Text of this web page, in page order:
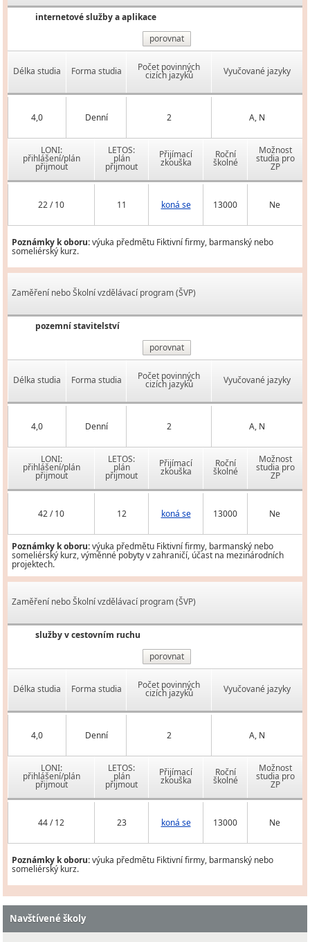
internetové služby a aplikace
porovnat
Délka studia Forma studia Počet povinných
cizích jazyků Vyučované jazyky
4,0 Denní 2 A, N
LONI:
přihlášení/plán
přijmout
LETOS:
plán
přijmout
Přijímací
zkouška
Roční
školné
Možnost
studia pro
ZP
22 / 10 11 koná se 13000 Ne
Poznámky k oboru:výuka předmětu Fiktivní firmy, barmanský nebo
someliérský kurz.
Zaměření nebo Školní vzdělávací program (ŠVP)
pozemní stavitelství
porovnat
Délka studia Forma studia Počet povinných
cizích jazyků Vyučované jazyky
4,0 Denní 2 A, N
LONI:
přihlášení/plán
přijmout
LETOS:
plán
přijmout
Přijímací
zkouška
Roční
školné
Možnost
studia pro
ZP
42 / 10 12 koná se 13000 Ne
Poznámky k oboru:výuka předmětu Fiktivní firmy, barmanský nebo
someliérský kurz, výměnné pobyty v zahraničí, účast na mezinárodních
projektech.
Zaměření nebo Školní vzdělávací program (ŠVP)
služby v cestovním ruchu
porovnat
Délka studia Forma studia Počet povinných
cizích jazyků Vyučované jazyky
4,0 Denní 2 A, N
LONI:
přihlášení/plán
přijmout
LETOS:
plán
přijmout
Přijímací
zkouška
Roční
školné
Možnost
studia pro
ZP
44 / 12 23 koná se 13000 Ne
Poznámky k oboru:výuka předmětu Fiktivní firmy, barmanský nebo
someliérský kurz.
Navštívené školy